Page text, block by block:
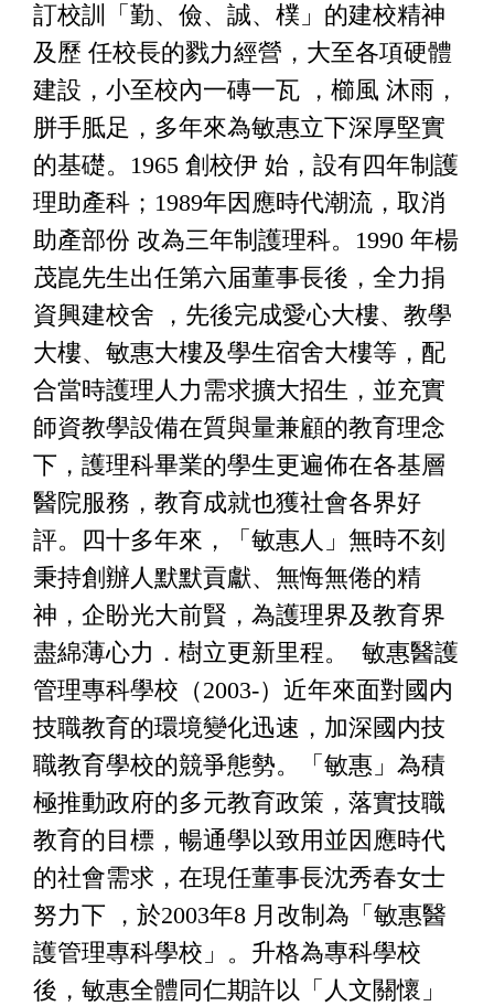
訂校訓「勤、儉、誠、樸」的建校精神
及歷 任校長的戮力經營，大至各項硬體
建設，小至校內一磚一瓦 ，櫛風 沐雨，
胼手胝足，多年來為敏惠立下深厚堅實
的基礎。1965 創校伊 始，設有四年制護
理助產科；1989年因應時代潮流，取消
助產部份 改為三年制護理科。1990 年楊
茂崑先生出任第六届董事長後，全力捐
資興建校舍 ，先後完成愛心大樓、教學
大樓、敏惠大樓及學生宿舍大樓等，配
合當時護理人力需求擴大招生，並充實
師資教學設備在質與量兼顧的教育理念
下，護理科畢業的學生更遍佈在各基層
醫院服務，教育成就也獲社會各界好
評。四十多年來，「敏惠人」無時不刻
秉持創辦人默默貢獻、無悔無倦的精
神，企盼光大前賢，為護理界及教育界
盡綿薄心力．樹立更新里程。 敏惠醫護
管理專科學校（2003-）近年來面對國内
技職教育的環境變化迅速，加深國内技
職教育學校的競爭態勢。「敏惠」為積
極推動政府的多元教育政策，落實技職
教育的目標，暢通學以致用並因應時代
的社會需求，在現任董事長沈秀春女士
努力下 ，於2003年8 月改制為「敏惠醫
護管理專科學校」。升格為專科學校
後，敏惠全體同仁期許以「人文關懷」